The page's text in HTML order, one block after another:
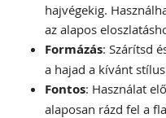
hajvégekig.
az alapos
Formázás: Szárítsd
a hajad a kívánt
Fontos: Használat
alaposan rázd fel a